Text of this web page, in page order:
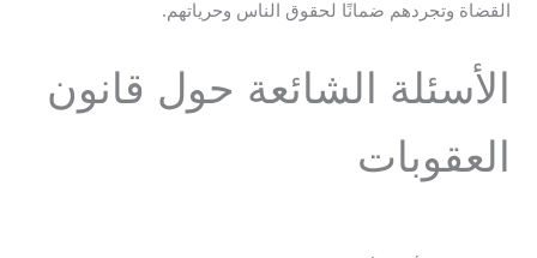
القضاة وتجردهم ضمانًا لحقوق الناس وحرياتهم.
الأسئلة الشائعة حول قانون
العقوبات